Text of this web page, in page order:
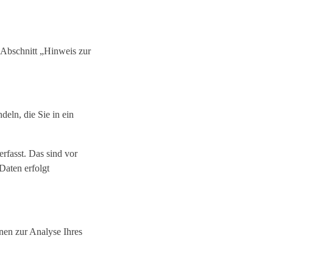
„Hinweis zur
die Sie in ein
Das sind vor
erfolgt
zur Analyse Ihres